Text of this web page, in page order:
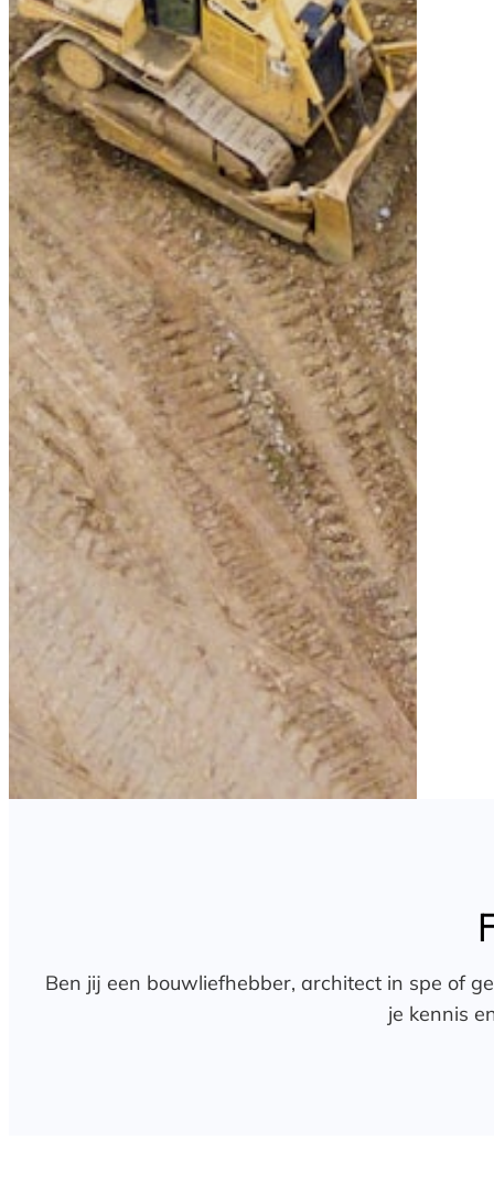
Ben jij een bouwliefhebber, architect in spe of
je kennis